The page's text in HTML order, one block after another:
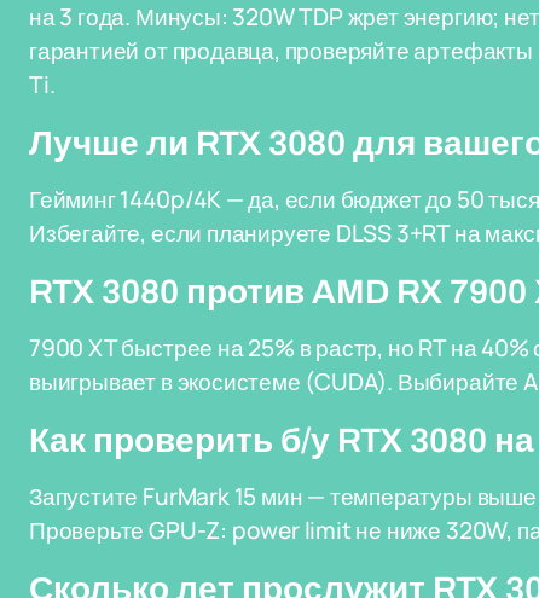
на 3 года. Минусы: 320W TDP жрет энергию;
гарантией от продавца, проверяйте
Ti.
Лучше ли RTX 3080 для
Гейминг 1440p/4K — да, если бюджет до 50
Избегайте, если планируете DLSS 3+RT на
RTX 3080 против AMD RX 7900
7900 XT быстрее на 25% в растр, но RT на
выигрывает в экосистеме (CUDA). Выбирайте
Как проверить б/у RTX 3080
Запустите FurMark 15 мин — температуры
Проверьте GPU-Z: power limit не ниже 320W,
Сколько лет прослужит RTX